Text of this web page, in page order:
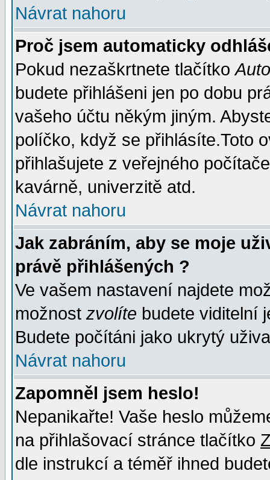
Návrat nahoru
Proč jsem automaticky
Pokud nezaškrtnete tlačítko
budete přihlášeni jen po dobu
vašeho účtu někým jiným.
políčko, když se přihlásíte.Toto
přihlašujete z veřejného
kavárně, univerzitě atd.
Návrat nahoru
Jak zabráním, aby se moje
právě přihlášených ?
Ve vašem nastavení najdete
možnost zvolíte budete viditelní
Budete počítáni jako ukrytý
Návrat nahoru
Zapomněl jsem heslo!
Nepanikařte! Vaše heslo
na přihlašovací stránce tlačítko
dle instrukcí a téměř ihned